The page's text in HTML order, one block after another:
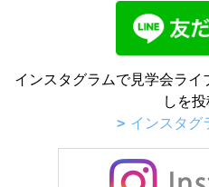
インスタグラムで見学会ラ
しを
インスタグ